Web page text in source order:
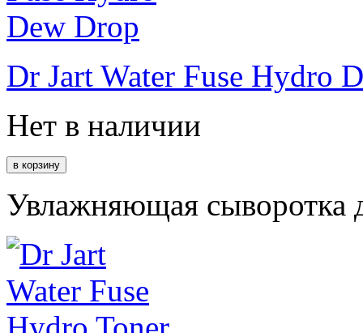
Dr Jart Water Fuse Hydro
Нет в наличии
Увлажняющая сыворотка